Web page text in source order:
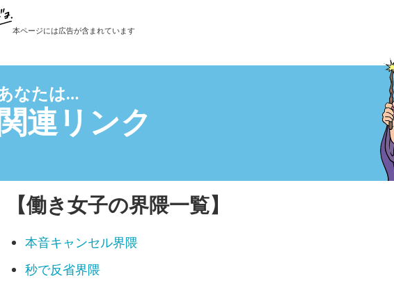
本ページには広告が含まれています
本音キャンセル界隈
秒で反省界隈
理想と現実の狭間界隈
イエスウーマン界隈
豆腐メンタル界隈
夢見女子界隈
関連リンク
【働き女子の界隈一覧】
本音キャンセル界隈
秒で反省界隈